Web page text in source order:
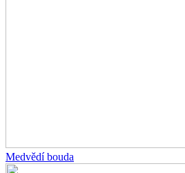
Medvědí bouda